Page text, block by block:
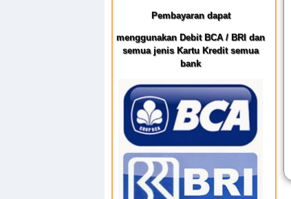
Pembayaran dapat
menggunakan Debit BCA / BRI dan
semua jenis Kartu Kredit semua
bank